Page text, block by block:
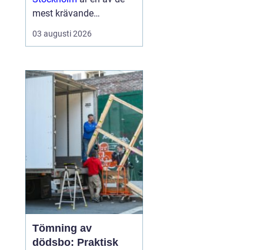
mest krävande
uppgifterna som många
förr eller senare behöver
03 augusti 2026
Tömning av
dödsbo: Praktisk